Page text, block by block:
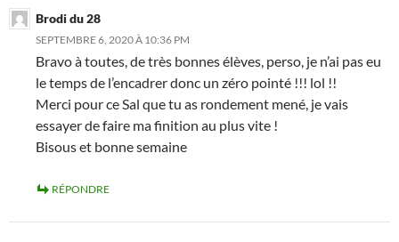
Brodi du 28
SEPTEMBRE 6, 2020 À 10:36 PM
Bravo à toutes, de très bonnes élèves, perso, je n’ai pas eu
le temps de l’encadrer donc un zéro pointé !!! lol !!
Merci pour ce Sal que tu as rondement mené, je vais
essayer de faire ma finition au plus vite !
Bisous et bonne semaine
RÉPONDRE